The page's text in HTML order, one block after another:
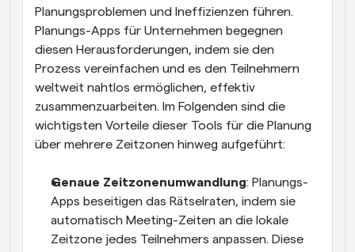
Planungsproblemen und Ineffizienzen führen.
Planungs-Apps für Unternehmen begegnen
diesen Herausforderungen, indem sie den
Prozess vereinfachen und es den Teilnehmern
weltweit nahtlos ermöglichen, effektiv
zusammenzuarbeiten. Im Folgenden sind die
wichtigsten Vorteile dieser Tools für die Planung
über mehrere Zeitzonen hinweg aufgeführt:
Genaue Zeitzonenumwandlung: Planungs-
Apps beseitigen das Rätselraten, indem sie
automatisch Meeting-Zeiten an die lokale
Zeitzone jedes Teilnehmers anpassen. Diese